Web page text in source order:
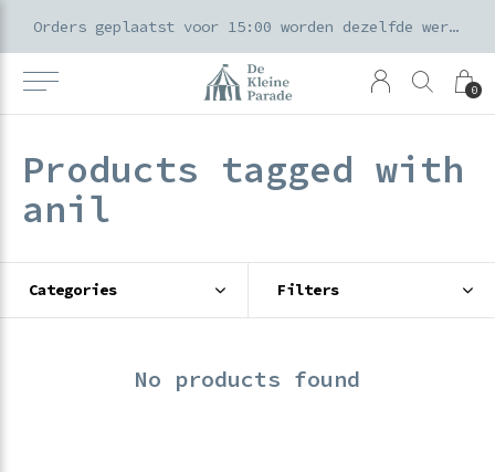
0
Orders geplaatst voor 15:00 worden dezelfde werkdag verzonden
Products tagged with
anil
Categories Filters
No products found